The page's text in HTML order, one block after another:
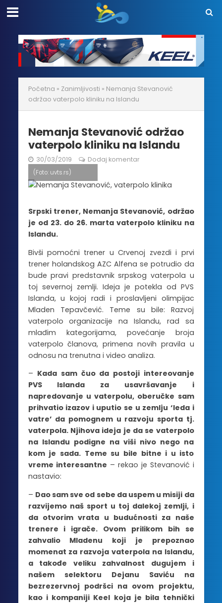
Početna » Zanimljivosti » Nemanja Stevanović
održao vaterpolo kliniku na Islandu
Nemanja Stevanović održao
vaterpolo kliniku na Islandu
30/03/2019 Dodaj komentar
(Foto: uvts.rs)
Srpski trener, Nemanja Stevanović, održao
je od 23. do 26. marta vaterpolo kliniku na
Islandu.
Bivši pomoćni trener u Crvenoj zvezdi i prvi
trener holandskog AZC Alfena se potrudio da
bude pravi predstavnik srpskog vaterpola u
toj severnoj zemlji. Ideja je potekla od PVS
Islanda, u kojoj radi i proslavljeni olimpijac
Mladen Tepavčević. Teme su bile: Razvoj
vaterpolo organizacije na Islandu, rad sa
mlađim kategorijama, povećanje broja
vaterpolo članova, primena novih pravila u
odnosu na trenutna i video analiza.
– Kada sam čuo da postoji intereovanje
PVS Islanda za usavršavanje i
napredovanje u vaterpolu, oberučke sam
prihvatio izazov i uputio se u zemlju ‘leda i
vatre’ da pomognem u razvoju sporta tj.
vaterpola. Njihova ideja je da se vaterpolo
na Islandu podigne na viši nivo nego na
kom je sada. Teme su bile bitne i u isto
vreme interesantne – rekao je Stevanović i
nastavio:
– Dao sam sve od sebe da uspem u misiji da
razvijemo naš sport u toj dalekoj zemlji, i
da otvorim vrata u budućnosti za naše
trenere i igrače. Ovom prilikom bih se
zahvalio Mladenu koji je prepoznao
momenat za razvoja vaterpola na Islandu,
a takođe veliku zahvalnost dugujem i
našem selektoru Dejanu Saviću na
bezrezervnoj podršci na ovom projektu,
kao i kompaniji Keel koja je bila tehnički